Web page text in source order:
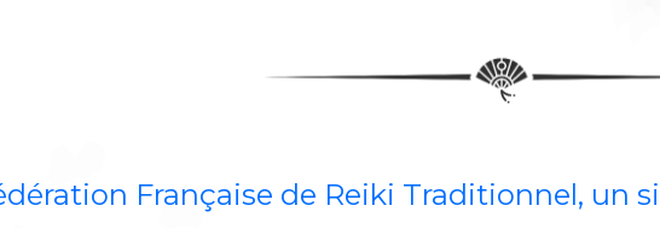
Française de Reiki Traditionnel, un